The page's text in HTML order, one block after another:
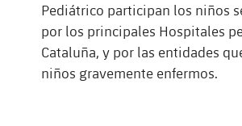
Pediátrico participan los niños
por los principales Hospitales
Cataluña, y por las entidades
niños gravemente enfermos.